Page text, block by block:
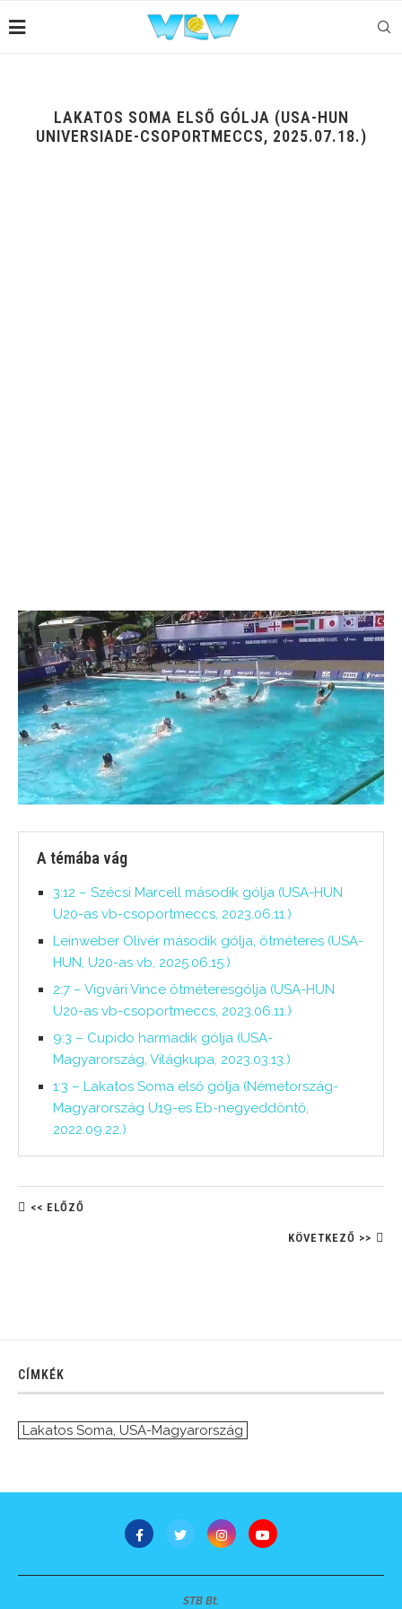
LAKATOS SOMA ELSŐ GÓLJA (USA-HUN
UNIVERSIADE-CSOPORTMECCS, 2025.07.18.)
A témába vág
3:12 – Szécsi Marcell második gólja (USA-HUN
U20-as vb-csoportmeccs, 2023.06.11.)
Leinweber Olivér második gólja, ötméteres (USA-
HUN, U20-as vb, 2025.06.15.)
2:7 – Vigvári Vince ötméteresgólja (USA-HUN
U20-as vb-csoportmeccs, 2023.06.11.)
9:3 – Cupido harmadik gólja (USA-
Magyarország, Világkupa, 2023.03.13.)
1:3 – Lakatos Soma első gólja (Németország-
Magyarország U19-es Eb-negyeddöntő,
2022.09.22.)
<< ELŐZŐ
KÖVETKEZŐ >>
CÍMKÉK
Lakatos Soma USA-Magyarország
STB Bt.